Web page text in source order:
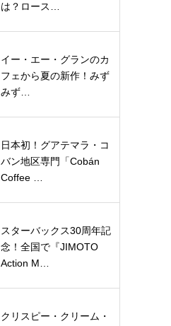
は？ロース…
イー・エー・グランのカ
フェから夏の新作！みず
みず…
日本初！グアテマラ・コ
バン地区専門「Cobán
Coffee …
スターバックス30周年記
念！全国で『JIMOTO
Action M…
クリスピー・クリーム・